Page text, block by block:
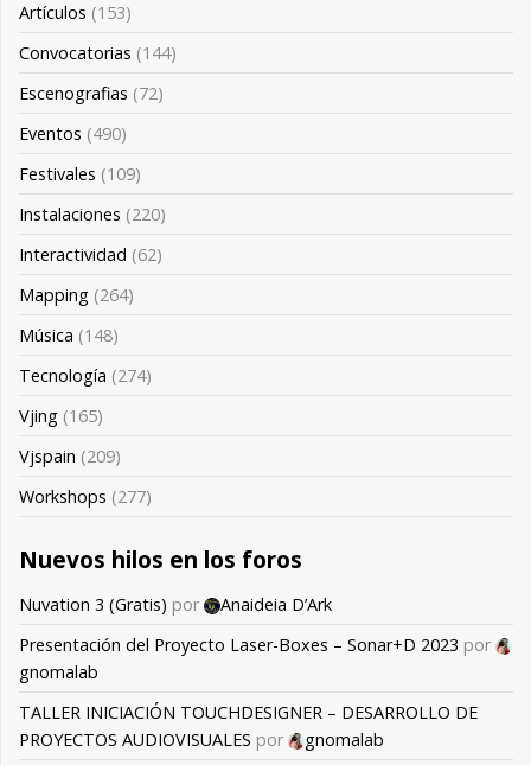
Artículos (153)
Convocatorias (144)
Escenografias (72)
Eventos (490)
Festivales (109)
Instalaciones (220)
Interactividad (62)
Mapping (264)
Música (148)
Tecnología (274)
Vjing (165)
Vjspain (209)
Workshops (277)
Nuevos hilos en los foros
Nuvation 3 (Gratis) por
Anaideia D’Ark
Presentación del Proyecto Laser-Boxes – Sonar+D 2023 por
gnomalab
TALLER INICIACIÓN TOUCHDESIGNER – DESARROLLO DE
PROYECTOS AUDIOVISUALES por
gnomalab